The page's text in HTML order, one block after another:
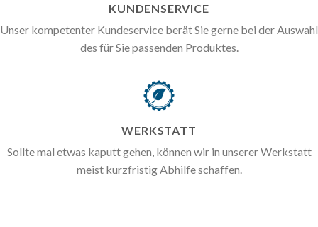
KUNDENSERVICE
Unser kompetenter Kundeservice berät Sie gerne bei der Auswahl
des für Sie passenden Produktes.
WERKSTATT
Sollte mal etwas kaputt gehen, können wir in unserer Werkstatt
meist kurzfristig Abhilfe schaffen.